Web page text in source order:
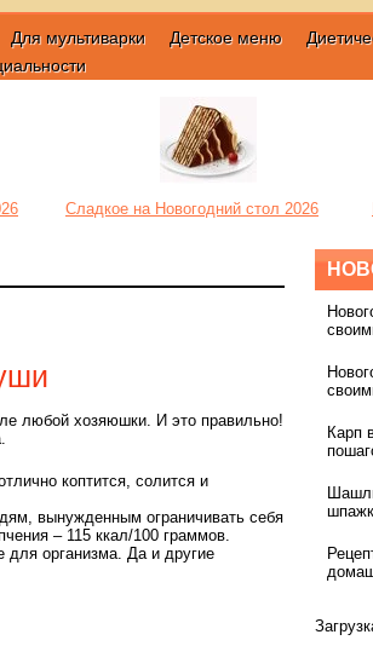
Для мультиварки Детское меню
Сладкое на Новогодний стол 2026
любой хозяюшки. И это правильно!
коптится, солится и
вынужденным ограничивать себя
– 115 ккал/100 граммов.
организма. Да и другие
Карп